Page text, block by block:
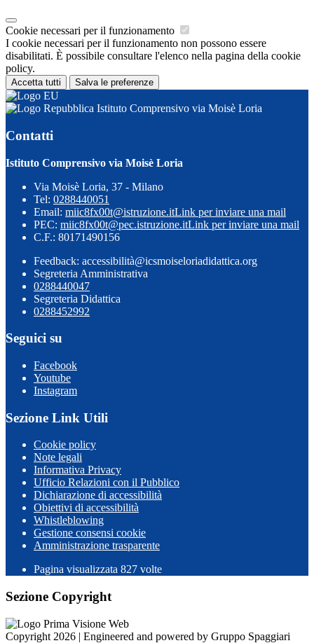
Cookie necessari per il funzionamento
I cookie necessari per il funzionamento non possono essere
disabilitati. È possibile consultare l'elenco nella pagina della cookie
policy.
Accetta tutti Salva le preferenze
Istituto Comprensivo via Moisè Loria
Contatti
Istituto Comprensivo via Moisè Loria
Via Moisè Loria, 37 - Milano
Tel: 0288440051
Email: miic8fx00t@istruzione.itLink per inviare una mail
PEC: miic8fx00t@pec.istruzione.itLink per inviare una mail
C.F.: 80171490156
Feedback: accessibilità@icsmoiseloriadidattica.org
Segreteria Amministrativa
0288440047
Segreteria Didattica
0288452992
Seguici su
Facebook
Youtube
Instagram
Sezione Link Utili
Cookie policy
Note legali
Informativa Privacy
Ufficio Relazioni con il Pubblico
Dichiarazione di accessibilità
Obiettivi di accessibilità
Whistleblowing
Gestione consensi cookie
Amministrazione trasparente
Pagina visualizzata 827 volte
Sezione Copyright
Copyright 2026 | Engineered and powered by Gruppo Spaggiari